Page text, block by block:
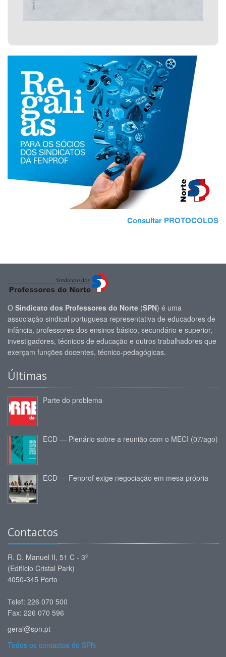
Consultar PROTOCOLOS
O Sindicato dos Professores do Norte (SPN) é uma
associação sindical portuguesa representativa de educadores de
infância, professores dos ensinos básico, secundário e superior,
investigadores, técnicos de educação e outros trabalhadores que
exerçam funções docentes, técnico-pedagógicas.
Últimas
Parte do problema
ECD — Plenário sobre a reunião com o MECI (07/ago)
ECD — Fenprof exige negociação em mesa própria
Contactos
R. D. Manuel II, 51 C - 3º
(Edifício Cristal Park)
4050-345 Porto
Telef: 226 070 500
Fax: 226 070 596
geral@spn.pt
Todos os contactos do SPN